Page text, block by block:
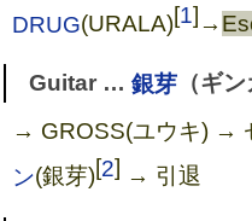
DRUG(URALA)[1] →
Guitar … 銀芽（ギン
→ GROSS(ユウキ) →
ン(銀芽)[2] → 引退